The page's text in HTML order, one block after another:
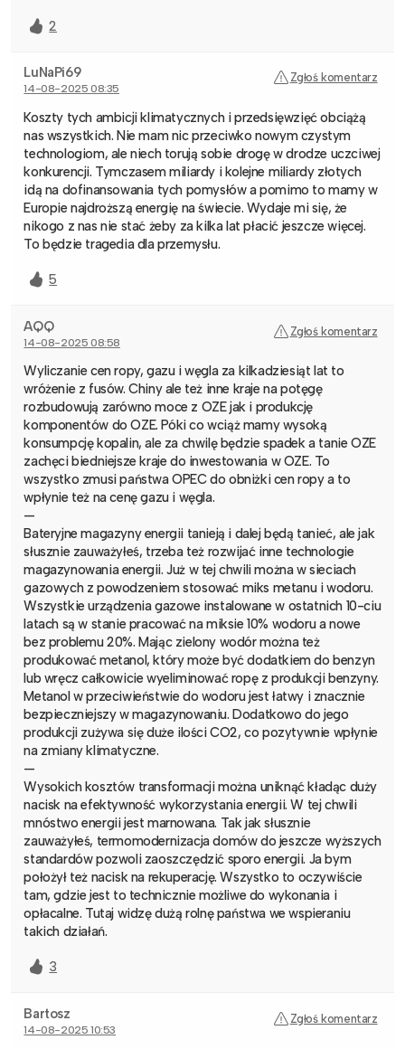
2
LuNaPi69
14-08-2025 08:35
Zgłoś komentarz
Koszty tych ambicji klimatycznych i przedsięwzięć obciążą
nas wszystkich. Nie mam nic przeciwko nowym czystym
technologiom, ale niech torują sobie drogę w drodze uczciwej
konkurencji. Tymczasem miliardy i kolejne miliardy złotych
idą na dofinansowania tych pomysłów a pomimo to mamy w
Europie najdroższą energię na świecie. Wydaje mi się, że
nikogo z nas nie stać żeby za kilka lat płacić jeszcze więcej.
To będzie tragedia dla przemysłu.
5
AQQ
14-08-2025 08:58
Zgłoś komentarz
Wyliczanie cen ropy, gazu i węgla za kilkadziesiąt lat to
wróżenie z fusów. Chiny ale też inne kraje na potęgę
rozbudowują zarówno moce z OZE jak i produkcję
komponentów do OZE. Póki co wciąż mamy wysoką
konsumpcję kopalin, ale za chwilę będzie spadek a tanie OZE
zachęci biedniejsze kraje do inwestowania w OZE. To
wszystko zmusi państwa OPEC do obniżki cen ropy a to
wpłynie też na cenę gazu i węgla.
—
Bateryjne magazyny energii tanieją i dalej będą tanieć, ale jak
słusznie zauważyłeś, trzeba też rozwijać inne technologie
magazynowania energii. Już w tej chwili można w sieciach
gazowych z powodzeniem stosować miks metanu i wodoru.
Wszystkie urządzenia gazowe instalowane w ostatnich 10-ciu
latach są w stanie pracować na miksie 10% wodoru a nowe
bez problemu 20%. Mając zielony wodór można też
produkować metanol, który może być dodatkiem do benzyn
lub wręcz całkowicie wyeliminować ropę z produkcji benzyny.
Metanol w przeciwieństwie do wodoru jest łatwy i znacznie
bezpieczniejszy w magazynowaniu. Dodatkowo do jego
produkcji zużywa się duże ilości CO2, co pozytywnie wpłynie
na zmiany klimatyczne.
—
Wysokich kosztów transformacji można uniknąć kładąc duży
nacisk na efektywność wykorzystania energii. W tej chwili
mnóstwo energii jest marnowana. Tak jak słusznie
zauważyłeś, termomodernizacja domów do jeszcze wyższych
standardów pozwoli zaoszczędzić sporo energii. Ja bym
położył też nacisk na rekuperację. Wszystko to oczywiście
tam, gdzie jest to technicznie możliwe do wykonania i
opłacalne. Tutaj widzę dużą rolnę państwa we wspieraniu
takich działań.
3
Bartosz
14-08-2025 10:53
Zgłoś komentarz